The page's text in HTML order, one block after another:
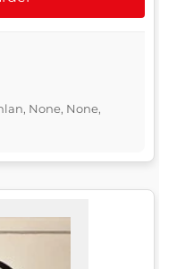
None, None,